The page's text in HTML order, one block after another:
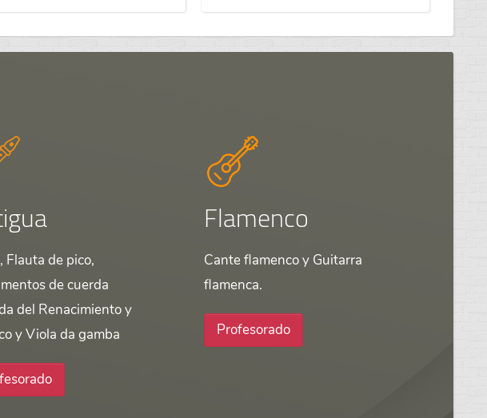
Flauta de pico,
de cuerda
del Renacimiento y
y Viola da gamba
Flamenco
Cante flamenco y Guitarra
flamenca.
Profesorado